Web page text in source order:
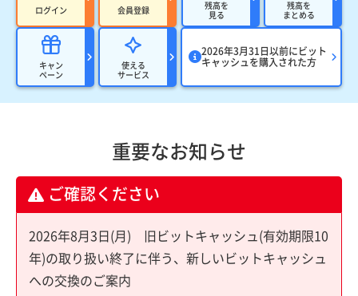
ログイン 会員登録
残高を
見る
残高を
まとめる
キャン
ペーン
使える
サービス
2026年3月31日以前にビット
キャッシュを購入された方
重要なお知らせ
ご確認ください
2026年8月3日(月) 旧ビットキャッシュ(有効期限10
年)の取り扱い終了に伴う、新しいビットキャッシュ
への交換のご案内